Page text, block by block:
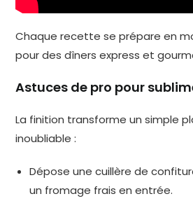
Chaque recette se prépare en
pour des dîners express et
Astuces de pro pour
La finition transforme un simple
inoubliable :
Dépose une cuillère de
un fromage frais en entrée.